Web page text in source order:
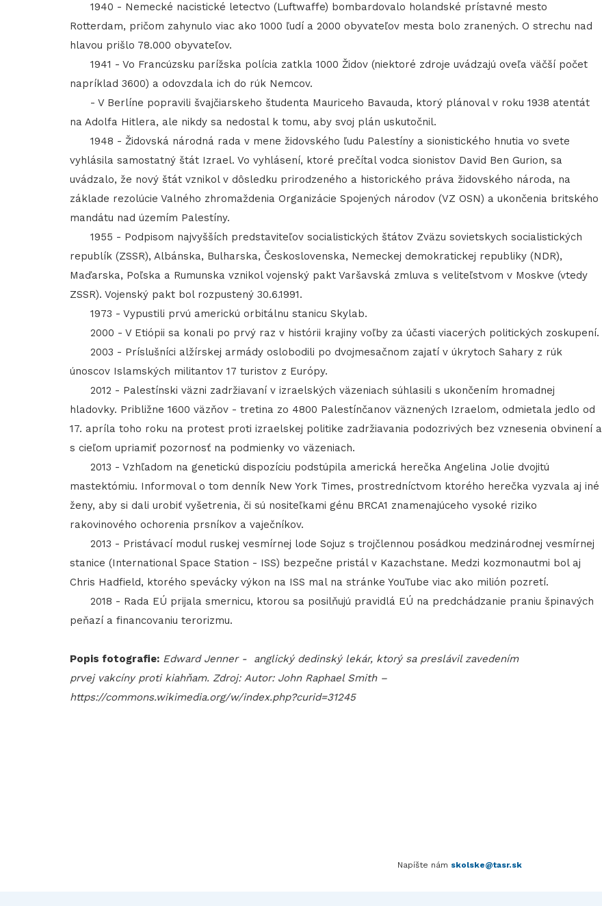
1940 - Nemecké nacistické letectvo (Luftwaffe) bombardovalo holandské prístavné mesto
Rotterdam, pričom zahynulo viac ako 1000 ľudí a 2000 obyvateľov mesta bolo zranených. O strechu nad
hlavou prišlo 78.000 obyvateľov.
1941 - Vo Francúzsku parížska polícia zatkla 1000 Židov (niektoré zdroje uvádzajú oveľa väčší počet
napríklad 3600) a odovzdala ich do rúk Nemcov.
- V Berlíne popravili švajčiarskeho študenta Mauriceho Bavauda, ktorý plánoval v roku 1938 atentát
na Adolfa Hitlera, ale nikdy sa nedostal k tomu, aby svoj plán uskutočnil.
1948 - Židovská národná rada v mene židovského ľudu Palestíny a sionistického hnutia vo svete
vyhlásila samostatný štát Izrael. Vo vyhlásení, ktoré prečítal vodca sionistov David Ben Gurion, sa
uvádzalo, že nový štát vznikol v dôsledku prirodzeného a historického práva židovského národa, na
základe rezolúcie Valného zhromaždenia Organizácie Spojených národov (VZ OSN) a ukončenia britského
mandátu nad územím Palestíny.
1955 - Podpisom najvyšších predstaviteľov socialistických štátov Zväzu sovietskych socialistických
republík (ZSSR), Albánska, Bulharska, Československa, Nemeckej demokratickej republiky (NDR),
Maďarska, Poľska a Rumunska vznikol vojenský pakt Varšavská zmluva s veliteľstvom v Moskve (vtedy
ZSSR). Vojenský pakt bol rozpustený 30.6.1991.
1973 - Vypustili prvú americkú orbitálnu stanicu Skylab.
2000 - V Etiópii sa konali po prvý raz v histórii krajiny voľby za účasti viacerých politických zoskupení.
2003 - Príslušníci alžírskej armády oslobodili po dvojmesačnom zajatí v úkrytoch Sahary z rúk
únoscov Islamských militantov 17 turistov z Európy.
2012 - Palestínski väzni zadržiavaní v izraelských väzeniach súhlasili s ukončením hromadnej
hladovky. Približne 1600 väzňov - tretina zo 4800 Palestínčanov väznených Izraelom, odmietala jedlo od
17. apríla toho roku na protest proti izraelskej politike zadržiavania podozrivých bez vznesenia obvinení a
s cieľom upriamiť pozornosť na podmienky vo väzeniach.
2013 - Vzhľadom na genetickú dispozíciu podstúpila americká herečka Angelina Jolie dvojitú
mastektómiu. Informoval o tom denník New York Times, prostredníctvom ktorého herečka vyzvala aj iné
ženy, aby si dali urobiť vyšetrenia, či sú nositeľkami génu BRCA1 znamenajúceho vysoké riziko
rakovinového ochorenia prsníkov a vaječníkov.
2013 - Pristávací modul ruskej vesmírnej lode Sojuz s trojčlennou posádkou medzinárodnej vesmírnej
stanice (International Space Station - ISS) bezpečne pristál v Kazachstane. Medzi kozmonautmi bol aj
Chris Hadfield, ktorého spevácky výkon na ISS mal na stránke YouTube viac ako milión pozretí.
2018 - Rada EÚ prijala smernicu, ktorou sa posilňujú pravidlá EÚ na predchádzanie praniu špinavých
peňazí a financovaniu terorizmu.
Popis fotografie: Edward Jenner - anglický dedinský lekár, ktorý sa preslávil zavedením
prvej vakcíny proti kiahňam. Zdroj: Autor: John Raphael Smith –
https://commons.wikimedia.org/w/index.php?curid=31245
Napíšte nám skolske@tasr.sk